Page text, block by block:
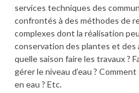
services techniques des
confrontés à des méthodes de
complexes dont la réalisation
conservation des plantes et des
quelle saison faire les travaux ?
gérer le niveau d’eau ?
en eau ? Etc.